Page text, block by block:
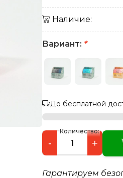
Наличие:
Вариант: *
До бесплатной
Количество:
- +
Гарантируем